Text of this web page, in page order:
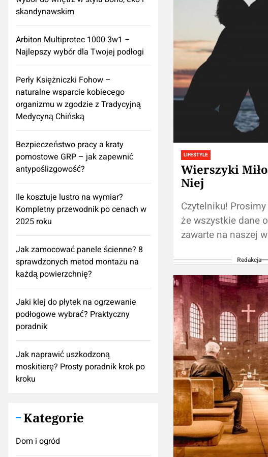
LIFESTYLE
Wierszyki
Niej
Czytelniku!
że wszystkie dane
zawarte na naszej
specjalistą/
Używanie
umieszczonych na
blogu w...
Redakcja
skandynawskim
Arbiton Multiprotec 1000 3w1 –
Najlepszy wybór dla Twojej podłogi
Perły Księżniczki Fohow –
naturalne wsparcie kobiecego
organizmu w zgodzie z Tradycyjną
Medycyną Chińską
Bezpieczeństwo pracy a kraty
pomostowe GRP – jak zapewnić
antypoślizgowość?
Ile kosztuje lustro na wymiar?
Kompletny przewodnik po cenach w
2025 roku
Jak zamocować panele ścienne? 8
sprawdzonych metod montażu na
każdą powierzchnię?
Jaki klej do płytek na ogrzewanie
podłogowe wybrać? Praktyczny
poradnik
Jak naprawić uszkodzoną
moskitierę? Prosty poradnik krok po
kroku
Kategorie
Dom i ogród